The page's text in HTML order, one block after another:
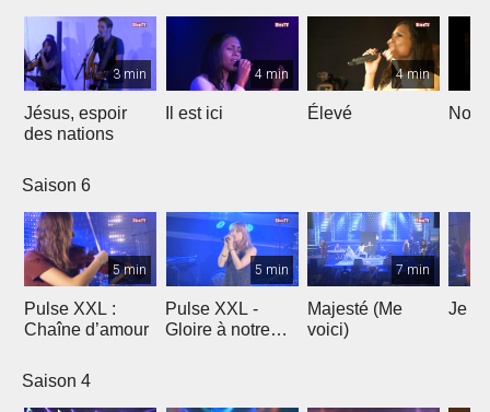
3 min
Jésus, espoir
des nations
4 min
Il est ici
4 min
Élevé
Saison 6
5 min
Pulse XXL :
Chaîne d’amour
5 min
Pulse XXL -
Gloire à notre
7 min
Majesté (Me
voici)
Je te
Saison 4